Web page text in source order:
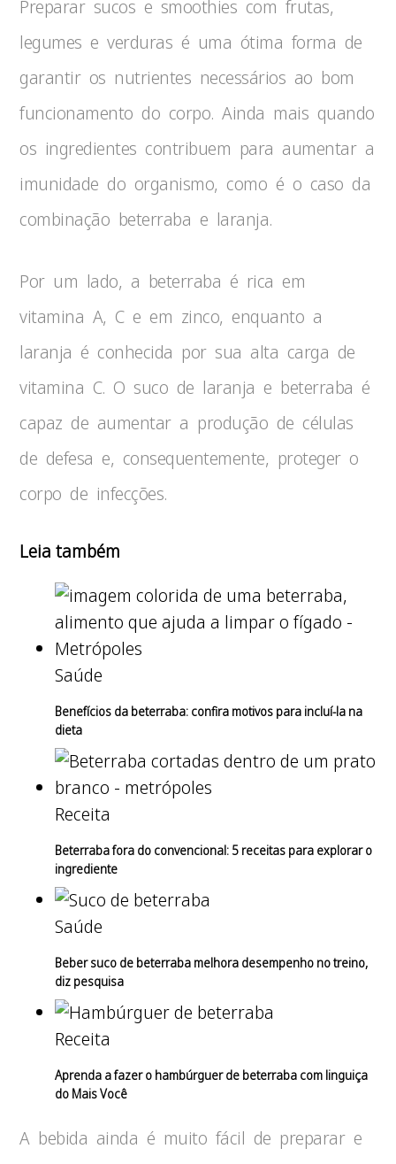
Preparar sucos e smoothies com frutas,
legumes e verduras é uma ótima forma de
garantir os nutrientes necessários ao bom
funcionamento do corpo. Ainda mais quando
os ingredientes contribuem para aumentar a
imunidade do organismo, como é o caso da
combinação beterraba e laranja.
Por um lado, a beterraba é rica em
vitamina A, C e em zinco, enquanto a
laranja é conhecida por sua alta carga de
vitamina C. O suco de laranja e beterraba é
capaz de aumentar a produção de células
de defesa e, consequentemente, proteger o
corpo de infecções.
Leia também
Saúde
Benefícios da beterraba: confira motivos para incluí-la na
dieta
Receita
Beterraba fora do convencional: 5 receitas para explorar o
ingrediente
Saúde
Beber suco de beterraba melhora desempenho no treino,
diz pesquisa
Receita
Aprenda a fazer o hambúrguer de beterraba com linguiça
do Mais Você
A bebida ainda é muito fácil de preparar e